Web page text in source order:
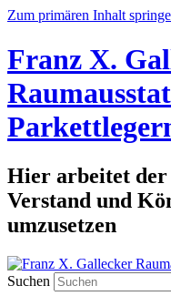
Zum primären Inhalt
Franz X.
Hier arbeitet
Verstand und
umzusetzen
Suchen